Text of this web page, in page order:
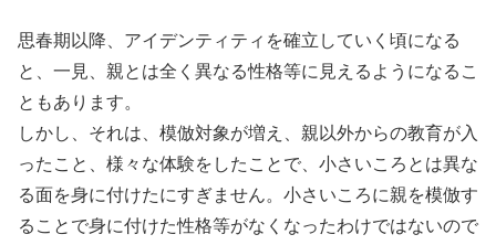
思春期以降、アイデンティティを確立していく頃になる
と、一見、親とは全く異なる性格等に見えるようになるこ
ともあります。
しかし、それは、模倣対象が増え、親以外からの教育が入
ったこと、様々な体験をしたことで、小さいころとは異な
る面を身に付けたにすぎません。小さいころに親を模倣す
ることで身に付けた性格等がなくなったわけではないので